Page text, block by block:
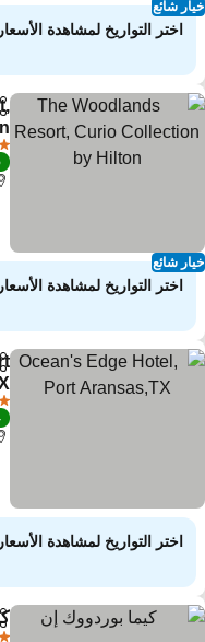
شائع
اختر التواريخ لمشاهدة
شائع
اختر التواريخ لمشاهدة
اختر التواريخ لمشاهدة